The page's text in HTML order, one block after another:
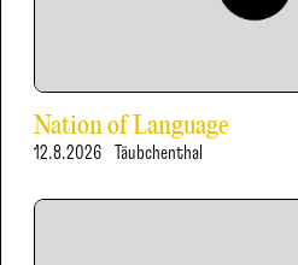
Nation of Language
12.8.2026 Täubchenthal